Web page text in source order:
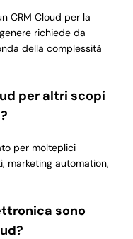
CRM Cloud per la
richiede da
della complessità
per altri scopi
per molteplici
marketing automation,
sono